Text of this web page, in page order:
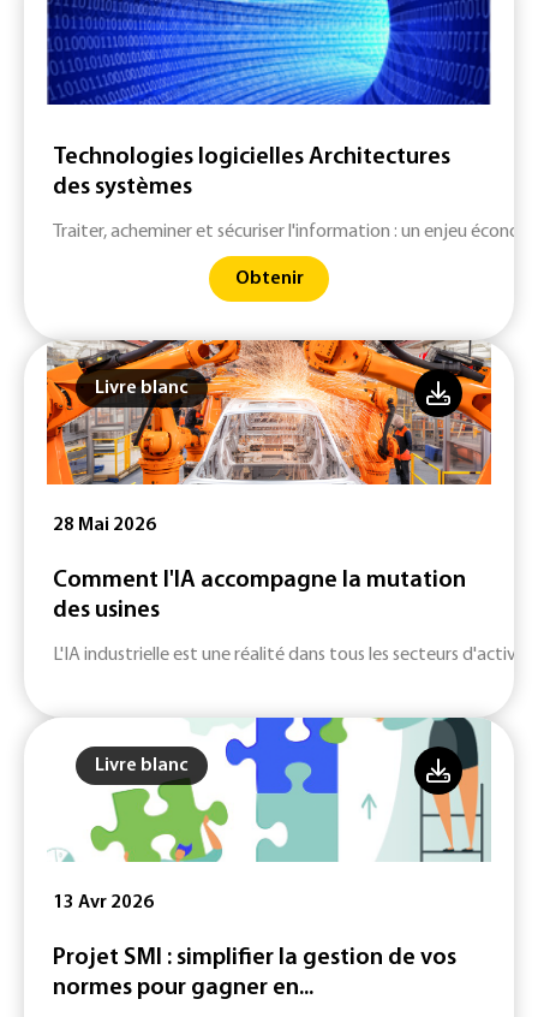
Technologies logicielles Architectures
des systèmes
Traiter, acheminer et sécuriser l'information : un enjeu
Obtenir
Livre blanc
28 Mai 2026
Comment l'IA accompagne la mutation
des usines
L'IA industrielle est une réalité dans tous les secteurs
Livre blanc
13 Avr 2026
Projet SMI : simplifier la gestion de vos
normes pour gagner en...